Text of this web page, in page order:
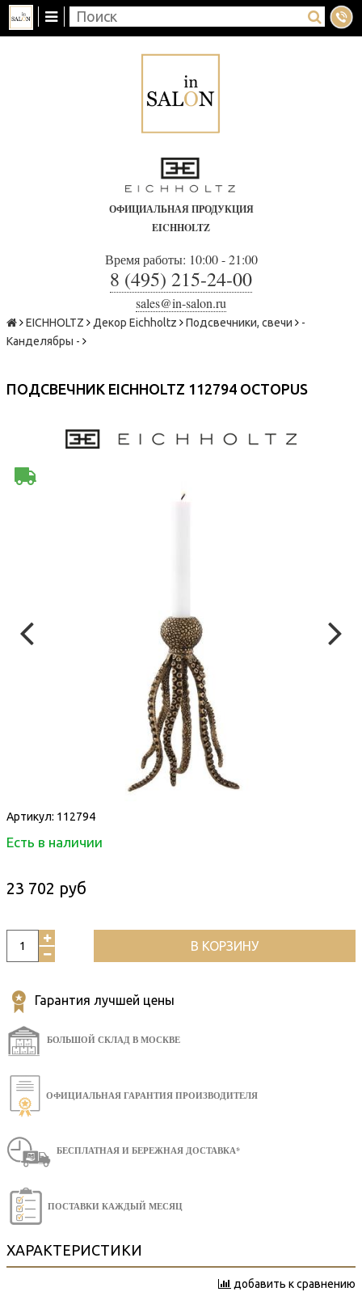
ОФИЦИАЛЬНАЯ ПРОДУКЦИЯ
EICHHOLTZ
Время работы: 10:00 - 21:00
8 (495) 215-24-00
sales@in-salon.ru
EICHHOLTZ Декор Eichholtz Подсвечники, свечи
-
Канделябры -
ПОДСВЕЧНИК EICHHOLTZ 112794 OCTOPUS
Артикул: 112794
Есть в наличии
23 702 руб
В КОРЗИНУ
Гарантия лучшей цены
БОЛЬШОЙ СКЛАД В МОСКВЕ
ОФИЦИАЛЬНАЯ ГАРАНТИЯ ПРОИЗВОДИТЕЛЯ
БЕСПЛАТНАЯ И БЕРЕЖНАЯ ДОСТАВКА*
ПОСТАВКИ КАЖДЫЙ МЕСЯЦ
ХАРАКТЕРИСТИКИ
добавить к сравнению